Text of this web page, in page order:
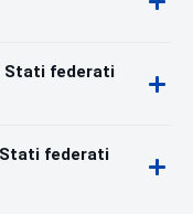
Stati federati
federati